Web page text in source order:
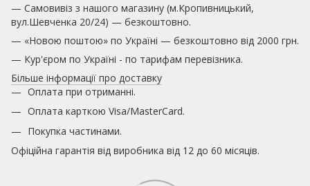
— Самовивіз з нашого магазину (м.Кропивницький,
вул.Шевченка 20/24) — безкоштовно.
— «Новою поштою» по Україні — безкоштовно від 2000 грн.
— Кур'єром по Україні - по тарифам перевізника.
Більше інформації про доставку
Оплата при отриманні.
Оплата карткою Visa/MasterCard.
Покупка частинами.
Офіційна гарантія від виробника від 12 до 60 місяців.